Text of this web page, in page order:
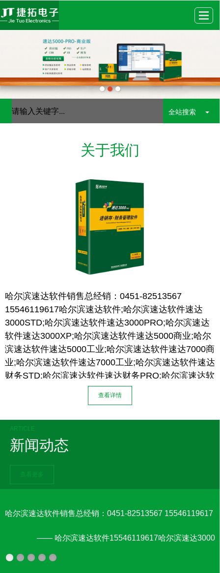
很遗憾，因您的浏览器版本过低导致无法获得最佳浏览体验，推荐下载安装谷歌浏览器！
全站搜索
关于我们
哈尔滨速达软件销售总经销：0451-82513567
15546119617哈尔滨速达软件;哈尔滨速达软件速达
3000STD;哈尔滨速达软件速达3000PRO;哈尔滨速达
软件速达3000XP;哈尔滨速达软件速达5000商业;哈尔
滨速达软件速达5000工业;哈尔滨速达软件速达7000商
业;哈尔滨速达软件速达7000工业;哈尔滨速达软件速达
财务STD;哈尔滨速达软件速达财务PRO;哈尔滨速达软
件速达E3;哈尔滨速达软件速达E5;财务软件;哈尔滨速
达软件进销存软件；哈尔滨金蝶软件；哈尔滨管家婆
哈尔滨市开发区捷拓电子是一家集合国内各大品牌通
用系列管理软件销售及服务于一身的软件经销商。我
公司凭借的销售团队和强大的技术力量以及的工作效
率，竭诚地为广大客户提供的产品和服务及解决方
案。我公司成立于2007年始，拥有着专业的销售队伍
术部;销售部;渠道部;市场部;客服部。技术部以培训用
企业解决信息化方面的实际应用问题。并依靠多名拥
术咨询、软件实施、数据维护，版本升级、系统集成
查看详情
ARTICLE
新闻动态
查看更多
哈尔滨速达软件销售总经销：0451-82513567 15546119617
—— 哈尔滨速达软件15546119617哈尔滨速达3000